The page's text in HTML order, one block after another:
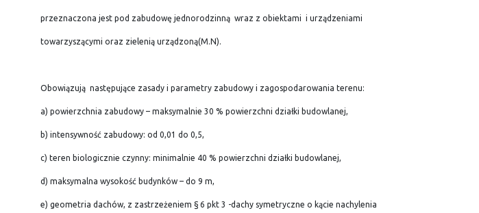
przeznaczona jest pod zabudowę jednorodzinną wraz z obiektami i urządzeniami
towarzyszącymi oraz zielenią urządzoną(M.N).
Obowiązują następujące zasady i parametry zabudowy i zagospodarowania terenu:
a) powierzchnia zabudowy – maksymalnie 30 % powierzchni działki budowlanej,
b) intensywność zabudowy: od 0,01 do 0,5,
c) teren biologicznie czynny: minimalnie 40 % powierzchni działki budowlanej,
d) maksymalna wysokość budynków – do 9 m,
e) geometria dachów, z zastrzeżeniem § 6 pkt 3 -dachy symetryczne o kącie nachylenia